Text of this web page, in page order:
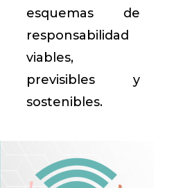
esquemas de
responsabilidad
viables,
previsibles y
sostenibles.